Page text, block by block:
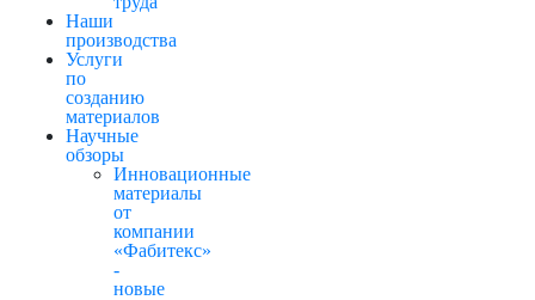
Наши
производства
Услуги
по
созданию
материалов
Научные
обзоры
Инновационные
материалы
от
компании
«Фабитекс»
-
новые